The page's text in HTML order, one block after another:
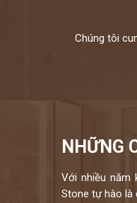
Chúng tôi
NHỮNG
Với nhiều năm
Stone tự hào là